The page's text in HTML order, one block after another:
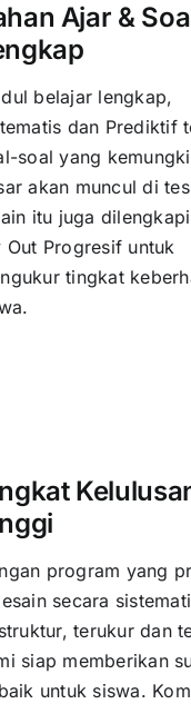
Ajar &
belajar lengkap,
dan Prediktif
soal yang
akan muncul di
itu juga
Out Progresif untuk
tingkat
program yang
secara
terukur dan
siap memberikan
untuk siswa.